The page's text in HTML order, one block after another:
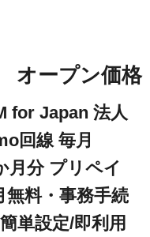
オープン価格
for Japan 法人
回線 毎月
月分 プリペイ
無料・事務手続
単設定/即利用